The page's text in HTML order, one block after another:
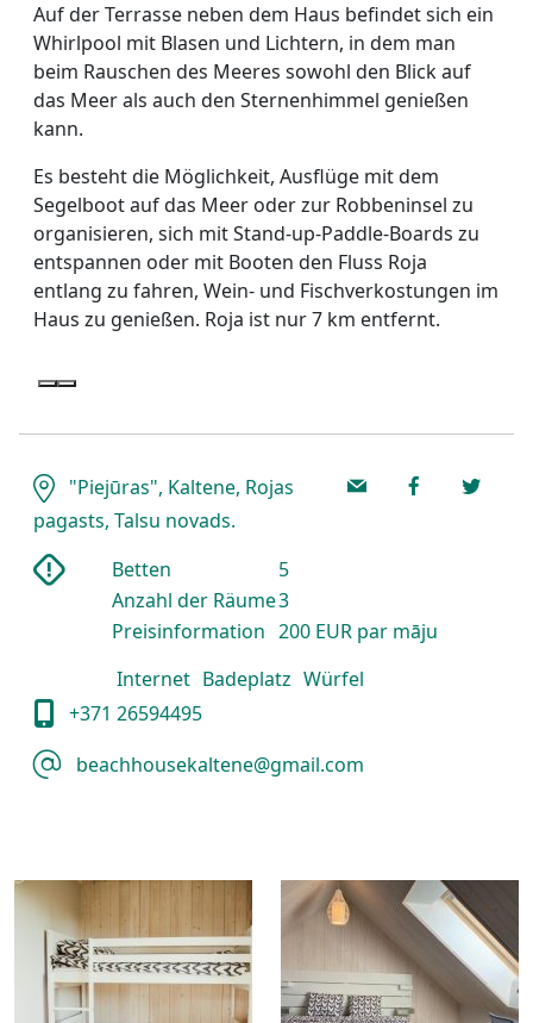
Auf der Terrasse neben dem Haus befindet sich ein
Whirlpool mit Blasen und Lichtern, in dem man
beim Rauschen des Meeres sowohl den Blick auf
das Meer als auch den Sternenhimmel genießen
kann.
Es besteht die Möglichkeit, Ausflüge mit dem
Segelboot auf das Meer oder zur Robbeninsel zu
organisieren, sich mit Stand-up-Paddle-Boards zu
entspannen oder mit Booten den Fluss Roja
entlang zu fahren, Wein- und Fischverkostungen im
Haus zu genießen. Roja ist nur 7 km entfernt.
"Piejūras", Kaltene, Rojas
pagasts, Talsu novads.
Betten
5
Anzahl der Räume3
Preisinformation 200 EUR par māju
Internet Badeplatz Würfel
+371 26594495
beachhousekaltene@gmail.com